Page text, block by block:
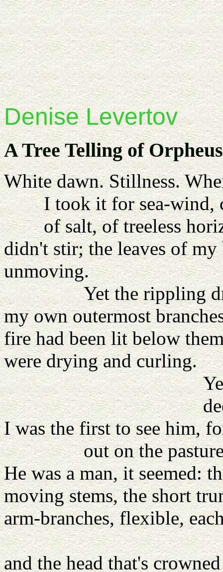
DeniseLevertov
A Tree Telling of Orpheus
White dawn. Stillness.
I took it for sea-wind,
of salt, of treeless
didn't stir; the leaves of my
unmoving.
Yet the rippling drew
my own outermost
fire had been lit below
were drying and curling.
Yet I was not
deeply
I was the first to see him,
out on the pasture
He was a man, it seemed:
moving stems, the short
arm-branches, flexible,
twigs at
and the head that's